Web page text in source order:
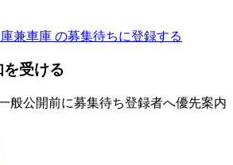
兼車庫 の募集待ちに登録する
受ける
般公開前に募集待ち登録者へ優先案内